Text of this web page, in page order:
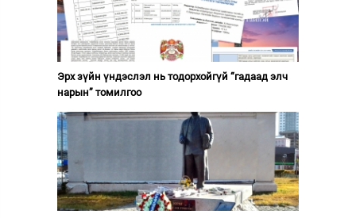
Эрх зүйн үндэслэл нь тодорхойгүй “гадаад элч
нарын” томилгоо